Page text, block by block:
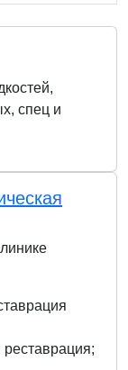
спец и
реставрация;